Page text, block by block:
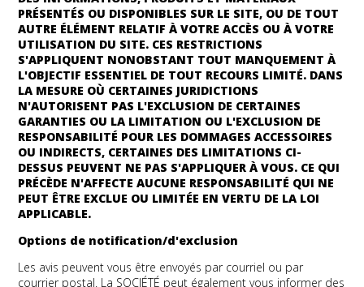
PRÉSENTÉS OU DISPONIBLES SUR LE SITE, OU DE TOUT
AUTRE ÉLÉMENT RELATIF À VOTRE ACCÈS OU À VOTRE
UTILISATION DU SITE. CES RESTRICTIONS
S'APPLIQUENT NONOBSTANT TOUT MANQUEMENT À
L'OBJECTIF ESSENTIEL DE TOUT RECOURS LIMITÉ. DANS
LA MESURE OÙ CERTAINES JURIDICTIONS
N'AUTORISENT PAS L'EXCLUSION DE CERTAINES
GARANTIES OU LA LIMITATION OU L'EXCLUSION DE
RESPONSABILITÉ POUR LES DOMMAGES ACCESSOIRES
OU INDIRECTS, CERTAINES DES LIMITATIONS CI-
DESSUS PEUVENT NE PAS S'APPLIQUER À VOUS. CE QUI
PRÉCÈDE N'AFFECTE AUCUNE RESPONSABILITÉ QUI NE
PEUT ÊTRE EXCLUE OU LIMITÉE EN VERTU DE LA LOI
APPLICABLE.
Options de notification/d'exclusion
Les avis peuvent vous être envoyés par courriel ou par
courrier postal. La SOCIÉTÉ peut également vous informer des